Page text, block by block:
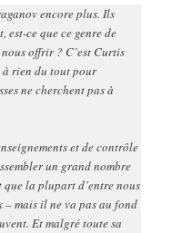
encore plus. Ils
est-ce que ce genre de
offrir ? C’est Curtis
à rien du tout pour
ne cherchent pas à
et de contrôle
un grand nombre
la plupart d’entre nous
– mais il ne va pas au fond
Et malgré toute sa